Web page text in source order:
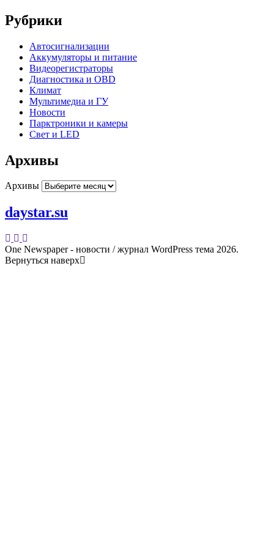
Рубрики
Автосигнализации
Аккумуляторы и питание
Видеорегистраторы
Диагностика и OBD
Климат
Мультимедиа и ГУ
Новости
Парктроники и камеры
Свет и LED
Архивы
Архивы
daystar.su
One Newspaper - новости / журнал WordPress тема 2026.
Вернуться наверх